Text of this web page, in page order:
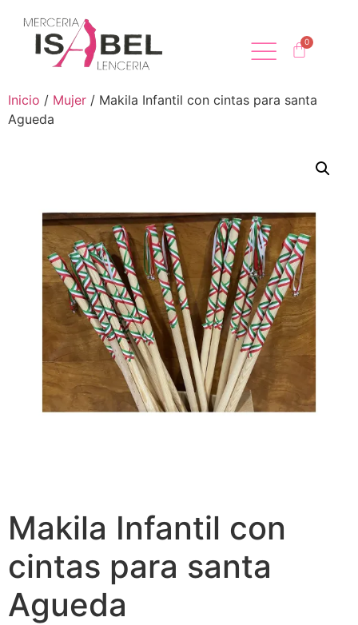
Inicio / Mujer / Makila Infantil con cintas para santa
Agueda
Makila Infantil con
cintas para santa
Agueda